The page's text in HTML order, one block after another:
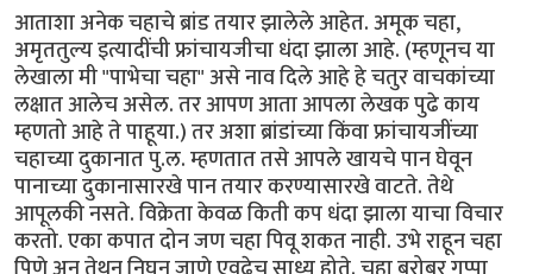
आताशा अनेक चहाचे ब्रांड तयार झालेले आहेत. अमूक चहा,
अमृततुल्य इत्यादींची फ्रांचायजीचा धंदा झाला आहे. (म्हणूनच या
लेखाला मी "पाभेचा चहा" असे नाव दिले आहे हे चतुर वाचकांच्या
लक्षात आलेच असेल. तर आपण आता आपला लेखक पुढे काय
म्हणतो आहे ते पाहूया.) तर अशा ब्रांडांच्या किंवा फ्रांचायजींच्या
चहाच्या दुकानात पु.ल. म्हणतात तसे आपले खायचे पान घेवून
पानाच्या दुकानासारखे पान तयार करण्यासारखे वाटते. तेथे
आपूलकी नसते. विक्रेता केवळ किती कप धंदा झाला याचा विचार
करतो. एका कपात दोन जण चहा पिवू शकत नाही. उभे राहून चहा